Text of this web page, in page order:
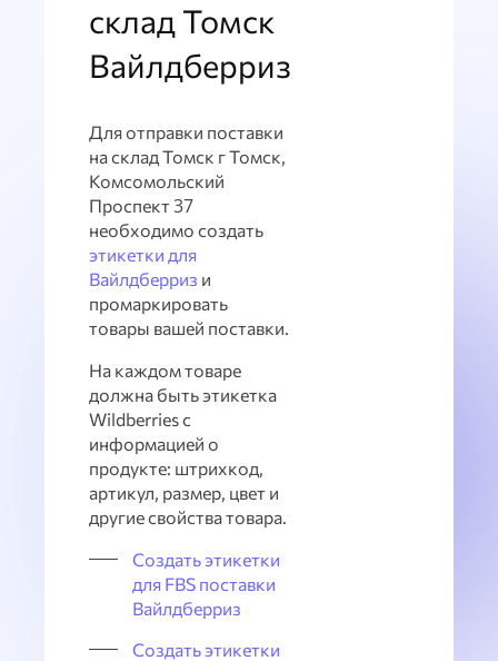
склад Томск
Вайлдберриз
Для отправки поставки
на склад Томск г Томск,
Комсомольский
Проспект 37
необходимо создать
этикетки для
Вайлдберриз и
промаркировать
товары вашей поставки.
На каждом товаре
должна быть этикетка
Wildberries с
информацией о
продукте: штрихкод,
артикул, размер, цвет и
другие свойства товара.
Создать этикетки
для FBS поставки
Вайлдберриз
Создать этикетки